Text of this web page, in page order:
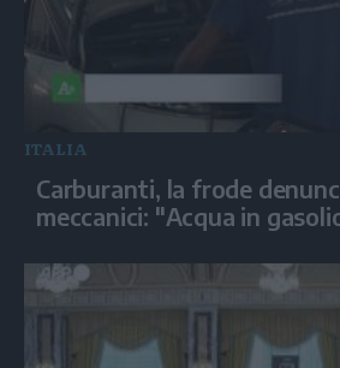
ITALIA
Carburanti, la frode
meccanici: "Acqua in